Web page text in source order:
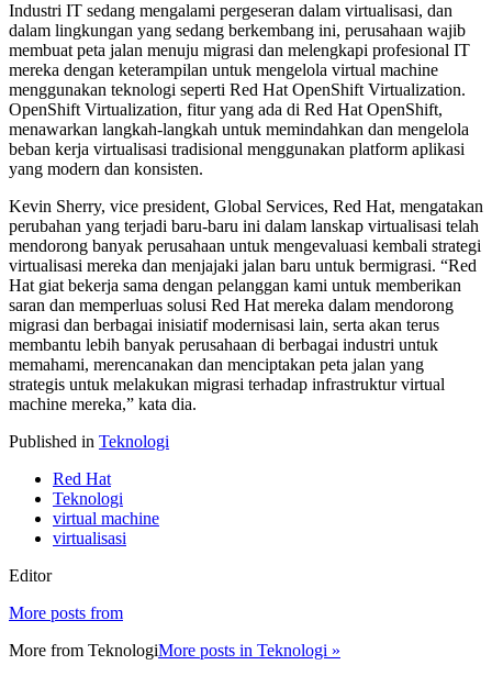
Industri IT sedang mengalami pergeseran dalam virtualisasi, dan
dalam lingkungan yang sedang berkembang ini, perusahaan wajib
membuat peta jalan menuju migrasi dan melengkapi profesional IT
mereka dengan keterampilan untuk mengelola virtual machine
menggunakan teknologi seperti Red Hat OpenShift Virtualization.
OpenShift Virtualization, fitur yang ada di Red Hat OpenShift,
menawarkan langkah-langkah untuk memindahkan dan mengelola
beban kerja virtualisasi tradisional menggunakan platform aplikasi
yang modern dan konsisten.
Kevin Sherry, vice president, Global Services, Red Hat, mengatakan
perubahan yang terjadi baru-baru ini dalam lanskap virtualisasi telah
mendorong banyak perusahaan untuk mengevaluasi kembali strategi
virtualisasi mereka dan menjajaki jalan baru untuk bermigrasi. “Red
Hat giat bekerja sama dengan pelanggan kami untuk memberikan
saran dan memperluas solusi Red Hat mereka dalam mendorong
migrasi dan berbagai inisiatif modernisasi lain, serta akan terus
membantu lebih banyak perusahaan di berbagai industri untuk
memahami, merencanakan dan menciptakan peta jalan yang
strategis untuk melakukan migrasi terhadap infrastruktur virtual
machine mereka,” kata dia.
Published in Teknologi
Red Hat
Teknologi
virtual machine
virtualisasi
Editor
More posts from
More from TeknologiMore posts in Teknologi »